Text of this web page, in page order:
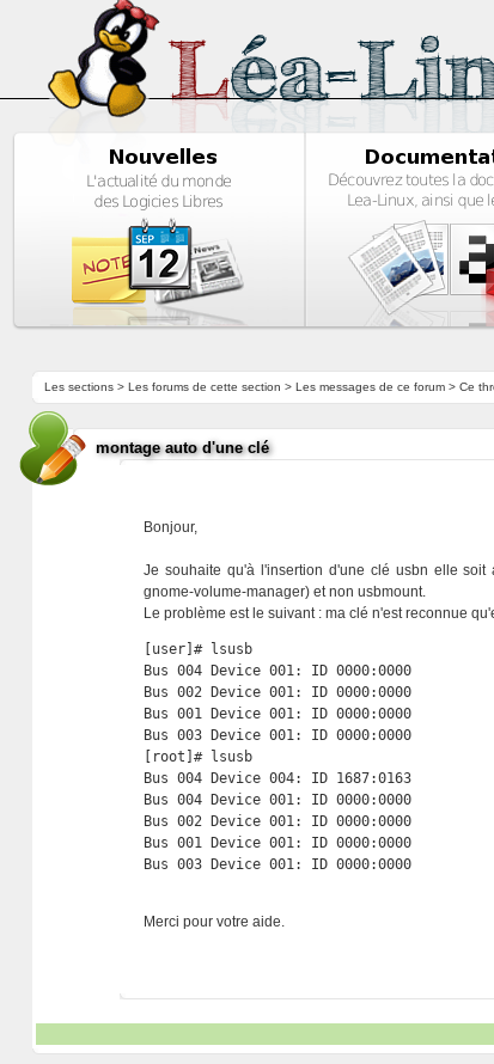
Les sections> Les forums de cette section > Les messages de ce forum> Ce
montage auto d'une clé
Bonjour,
Je souhaite qu'à l'insertion d'une clé usbn elle
gnome-volume-manager) et non usbmount.
Le problème est le suivant : ma clé n'est reconnue
[user]# lsusb
Bus 004 Device 001: ID 0000:0000
Bus 002 Device 001: ID 0000:0000
Bus 001 Device 001: ID 0000:0000
Bus 003 Device 001: ID 0000:0000
[root]# lsusb
Bus 004 Device 004: ID 1687:0163
Bus 004 Device 001: ID 0000:0000
Bus 002 Device 001: ID 0000:0000
Bus 001 Device 001: ID 0000:0000
Bus 003 Device 001: ID 0000:0000
Merci pour votre aide.